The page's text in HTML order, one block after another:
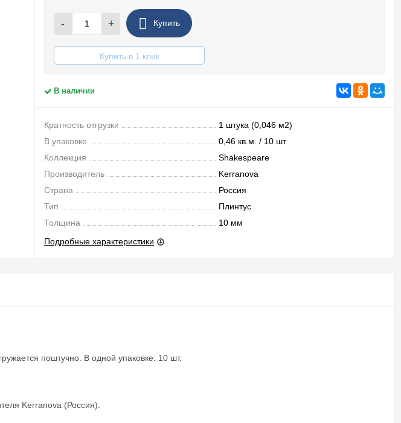
- + Купить
Купить в 1 клик
В наличии
Кратность отгрузки
1 штука (0,046 м2)
В упаковке
0,46 кв.м. / 10 шт
Коллекция
Shakespeare
Производитель
Kerranova
Страна
Россия
Тип
Плинтус
Толщина
10 мм
Подробные характеристики
поштучно. В одной упаковке: 10 шт.
Kerranova (Россия).